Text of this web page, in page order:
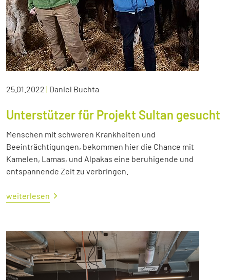
25.01.2022 | Daniel Buchta
Unterstützer für Projekt Sultan gesucht
Menschen mit schweren Krankheiten und
Beeinträchtigungen, bekommen hier die Chance mit
Kamelen, Lamas, und Alpakas eine beruhigende und
entspannende Zeit zu verbringen.
weiterlesen